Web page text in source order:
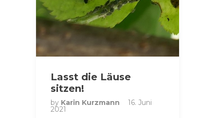
Lasst die Läuse
sitzen!
by Karin Kurzmann 16. Juni
2021